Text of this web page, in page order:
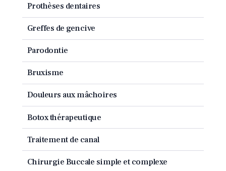
Prothèses dentaires
Greffes de gencive
Parodontie
Bruxisme
Douleurs aux mâchoires
Botox thérapeutique
Traitement de canal
Chirurgie Buccale simple et complexe